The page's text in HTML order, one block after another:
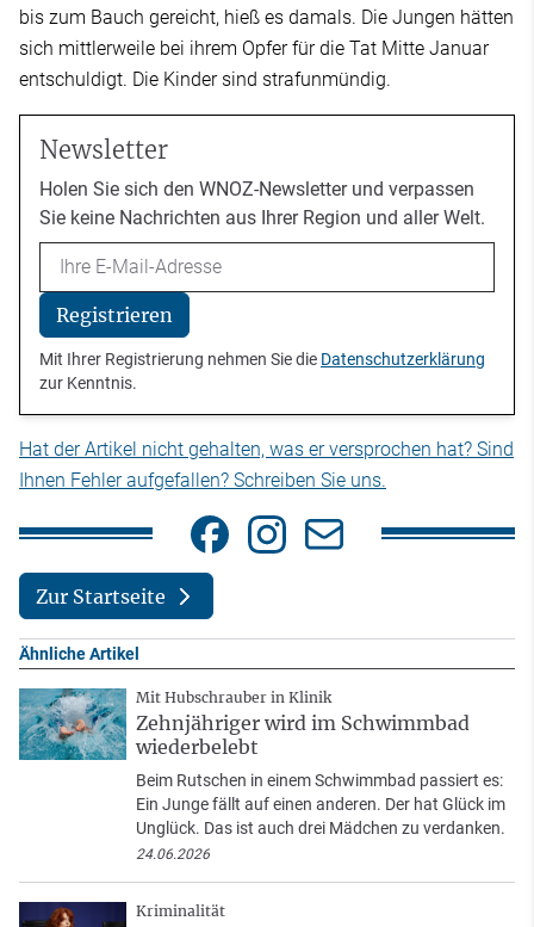
bis zum Bauch gereicht, hieß es damals. Die Jungen hätten
sich mittlerweile bei ihrem Opfer für die Tat Mitte Januar
entschuldigt. Die Kinder sind strafunmündig.
Newsletter
Holen Sie sich den WNOZ-Newsletter und verpassen
Sie keine Nachrichten aus Ihrer Region und aller Welt.
Email
Registrieren
Mit Ihrer Registrierung nehmen Sie die Datenschutzerklärung
zur Kenntnis.
Hat der Artikel nicht gehalten, was er versprochen hat? Sind
Ihnen Fehler aufgefallen? Schreiben Sie uns.
Zur Startseite
Ähnliche Artikel
Mit Hubschrauber in Klinik
Zehnjähriger wird im Schwimmbad
wiederbelebt
Beim Rutschen in einem Schwimmbad passiert es:
Ein Junge fällt auf einen anderen. Der hat Glück im
Unglück. Das ist auch drei Mädchen zu verdanken.
24.06.2026
Kriminalität